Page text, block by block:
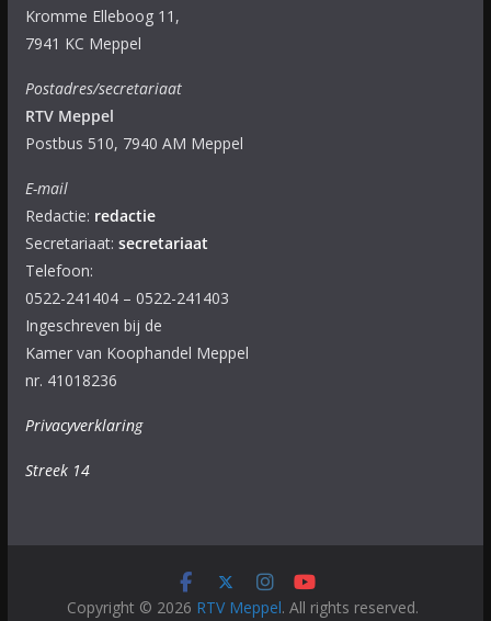
Kromme Elleboog 11,
7941 KC Meppel
Postadres/secretariaat
RTV Meppel
Postbus 510, 7940 AM Meppel
E-mail
Redactie: redactie
Secretariaat: secretariaat
Telefoon:
0522-241404 – 0522-241403
Ingeschreven bij de
Kamer van Koophandel Meppel
nr. 41018236
Privacyverklaring
Streek 14
Copyright © 2026 RTV Meppel. All rights reserved.